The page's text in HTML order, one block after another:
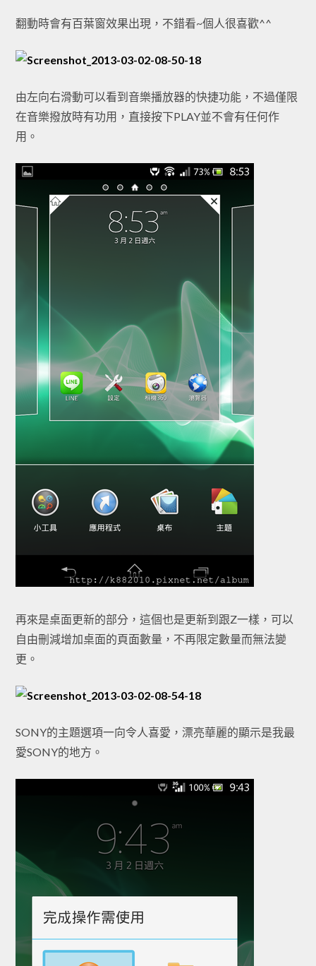
翻動時會有百葉窗效果出現，不錯看~個人很喜歡^^
由左向右滑動可以看到音樂播放器的快捷功能，不過僅限
在音樂撥放時有功用，直接按下PLAY並不會有任何作
用。
再來是桌面更新的部分，這個也是更新到跟Z一樣，可以
自由刪減增加桌面的頁面數量，不再限定數量而無法變
更。
SONY的主題選項一向令人喜愛，漂亮華麗的顯示是我最
愛SONY的地方。